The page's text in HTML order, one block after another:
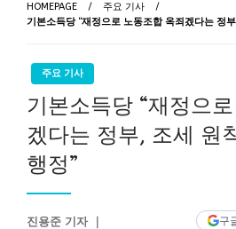
HOMEPAGE
주요 기사
기본소득당 “재정으로 노동조합 옥죄겠다는 정
주요 기사
기본소득당 “재정으
겠다는 정부, 조세 원
행정”
구
진용준 기자 ｜